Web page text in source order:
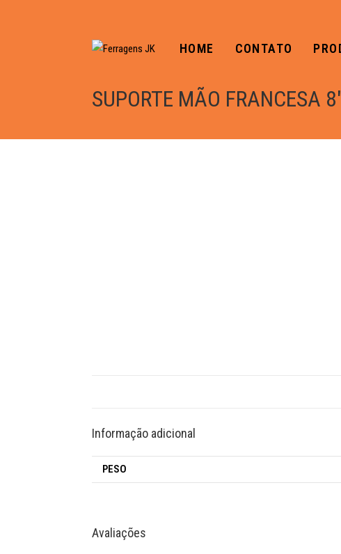
HOME CONTATO
SUPORTE MÃO FRANCESA
Informação adicional
PESO
Avaliações